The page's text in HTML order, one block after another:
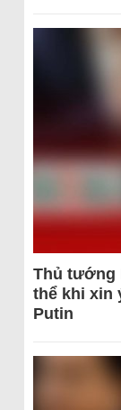
Thủ tướng
thể khi xin
Putin